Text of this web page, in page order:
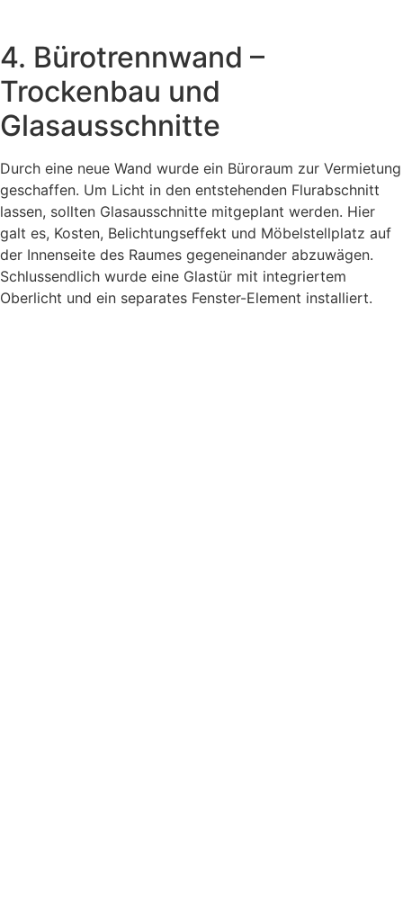
4. Bürotrennwand –
Trockenbau und
Glasausschnitte
Durch eine neue Wand wurde ein Büroraum zur Vermietung
geschaffen. Um Licht in den entstehenden Flurabschnitt
lassen, sollten Glasausschnitte mitgeplant werden. Hier
galt es, Kosten, Belichtungseffekt und Möbelstellplatz auf
der Innenseite des Raumes gegeneinander abzuwägen.
Schlussendlich wurde eine Glastür mit integriertem
Oberlicht und ein separates Fenster-Element installiert.